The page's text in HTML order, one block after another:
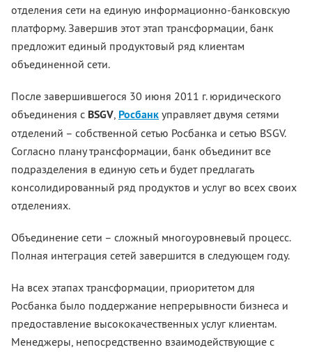
отделения сети на единую информационно-банковскую
платформу. Завершив этот этап трансформации, банк
предложит единый продуктовый ряд клиентам
объединенной сети.
После завершившегося 30 июня 2011 г. юридического
объединения с BSGV, Росбанк управляет двумя сетями
отделений – собственной сетью Росбанка и сетью BSGV.
Согласно плану трансформации, банк объединит все
подразделения в единую сеть и будет предлагать
консолидированный ряд продуктов и услуг во всех своих
отделениях.
Объединение сети – сложный многоуровневый процесс.
Полная интеграция сетей завершится в следующем году.
На всех этапах трансформации, приоритетом для
Росбанка было поддержание непрерывности бизнеса и
предоставление высококачественных услуг клиентам.
Менеджеры, непосредственно взаимодействующие с